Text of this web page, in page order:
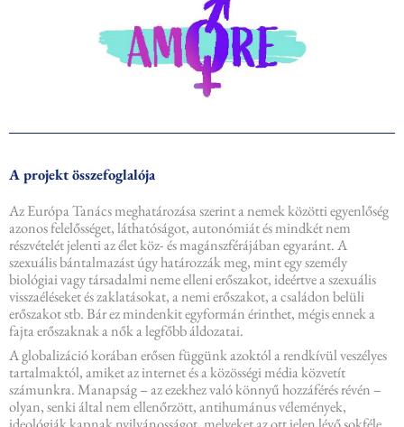
A projekt összefoglalója
Az Európa Tanács meghatározása szerint a nemek közötti egyenlőség
azonos felelősséget, láthatóságot, autonómiát és mindkét nem
részvételét jelenti az élet köz- és magánszférájában egyaránt. A
szexuális bántalmazást úgy határozzák meg, mint egy személy
biológiai vagy társadalmi neme elleni erőszakot, ideértve a szexuális
visszaéléseket és zaklatásokat, a nemi erőszakot, a családon belüli
erőszakot stb. Bár ez mindenkit egyformán érinthet, mégis ennek a
fajta erőszaknak a nők a legfőbb áldozatai.
A globalizáció korában erősen függünk azoktól a rendkívül veszélyes
tartalmaktól, amiket az internet és a közösségi média közvetít
számunkra. Manapság – az ezekhez való könnyű hozzáférés révén –
olyan, senki által nem ellenőrzött, antihumánus vélemények,